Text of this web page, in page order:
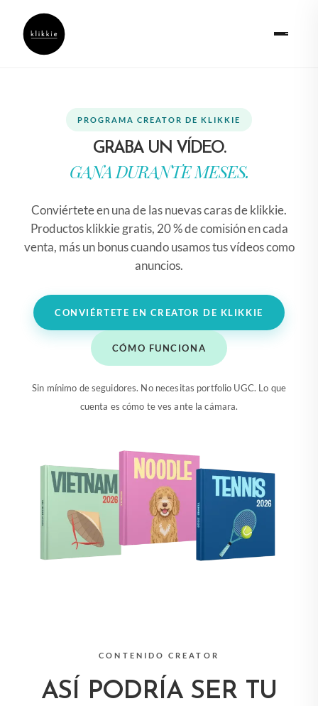
PROGRAMA CREATOR DE KLIKKIE
GRABA UN VÍDEO.
GANA DURANTE MESES.
Conviértete en una de las nuevas caras de klikkie.
Productos klikkie gratis, 20 % de comisión en cada
venta, más un bonus cuando usamos tus vídeos como
anuncios.
CONVIÉRTETE EN CREATOR DE KLIKKIE
CÓMO FUNCIONA
Sin mínimo de seguidores. No necesitas portfolio UGC. Lo que
cuenta es cómo te ves ante la cámara.
CONTENIDO CREATOR
ASÍ PODRÍA SER TU